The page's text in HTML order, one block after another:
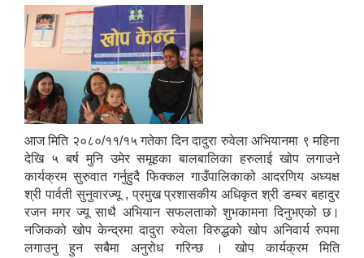
आज मिति २०८०/११/१५ गतेका दिन दादुरा रुवेला अभियानमा ९ महिना
देखि ५ बर्ष मुनि उमेर समूहका बालबालिका हरुलाई खोप लगाउने
कार्यक्रम सुरुवात गर्नुहुदै फिक्कल गाउँपालिकाको आदरणिय अध्यक्ष
श्री पार्वती सुनुवारज्यू , प्रमुख प्रशासकीय अधिकृत श्री डम्बर बहादुर
रजन मगर ज्यू साथै अभियान सफलताको शुभकामना दिनुभएको छ।
नजिकको खोप केन्द्रमा दादुरा रुवेला विरुद्धको खोप अनिवार्य रुपमा
लगाउनु हुन सबैमा अनुरोध गरिन्छ । खोप कार्यक्रम मिति